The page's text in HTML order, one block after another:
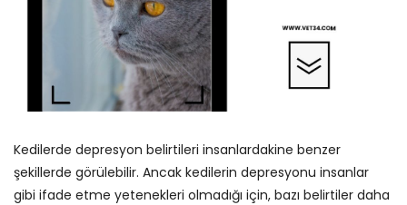
Kedilerde depresyon belirtileri insanlardakine benzer
şekillerde görülebilir. Ancak kedilerin depresyonu insanlar
gibi ifade etme yetenekleri olmadığı için, bazı belirtiler daha